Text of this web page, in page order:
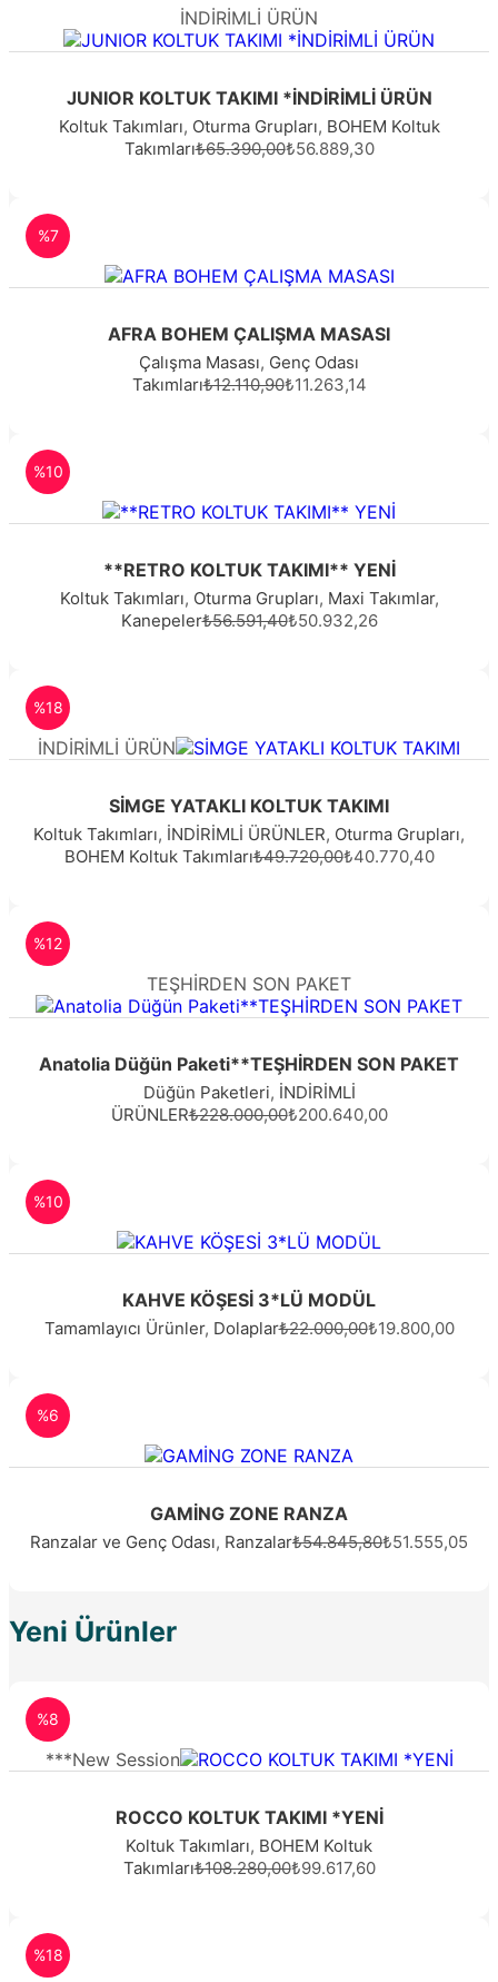
İNDİRİMLİ ÜRÜN
JUNIOR KOLTUK TAKIMI *İNDİRİMLİ ÜRÜN
Koltuk Takımları, Oturma Grupları, BOHEM Koltuk
Takımları₺65.390,00₺56.889,30
%7
AFRA BOHEM ÇALIŞMA MASASI
Çalışma Masası, Genç Odası
Takımları₺12.110,90₺11.263,14
%10
**RETRO KOLTUK TAKIMI** YENİ
Koltuk Takımları, Oturma Grupları, Maxi Takımlar,
Kanepeler₺56.591,40₺50.932,26
%18
İNDİRİMLİ ÜRÜN
SİMGE YATAKLI KOLTUK TAKIMI
Koltuk Takımları, İNDİRİMLİ ÜRÜNLER, Oturma Grupları,
BOHEM Koltuk Takımları₺49.720,00₺40.770,40
%12
TEŞHİRDEN SON PAKET
Anatolia Düğün Paketi**TEŞHİRDEN SON PAKET
Düğün Paketleri, İNDİRİMLİ
ÜRÜNLER₺228.000,00₺200.640,00
%10
KAHVE KÖŞESİ 3*LÜ MODÜL
Tamamlayıcı Ürünler, Dolaplar₺22.000,00₺19.800,00
%6
GAMİNG ZONE RANZA
Ranzalar ve Genç Odası, Ranzalar₺54.845,80₺51.555,05
Yeni Ürünler
%8
***New Session
ROCCO KOLTUK TAKIMI *YENİ
Koltuk Takımları, BOHEM Koltuk
Takımları₺108.280,00₺99.617,60
%18